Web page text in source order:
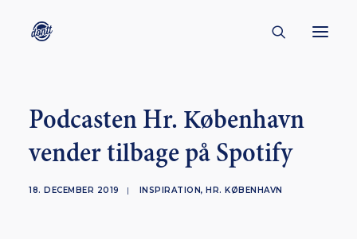
CONTACT
ENGLISH
CREATORS
Podcasten Hr. København
vender tilbage på Spotify
18. DECEMBER 2019 | INSPIRATION, HR. KØBENHAVN